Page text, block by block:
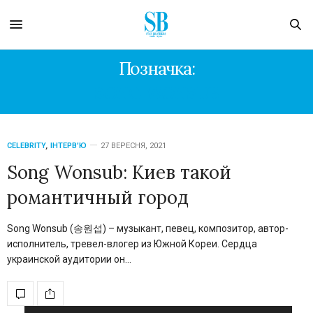
Позначка:
CELEBRITY, ІНТЕРВ'Ю 27 ВЕРЕСНЯ, 2021
Song Wonsub: Киев такой
романтичный город
Song Wonsub (송원섭) – музыкант, певец, композитор, автор-
исполнитель, тревел-влогер из Южной Кореи. Сердца
украинской аудитории он…